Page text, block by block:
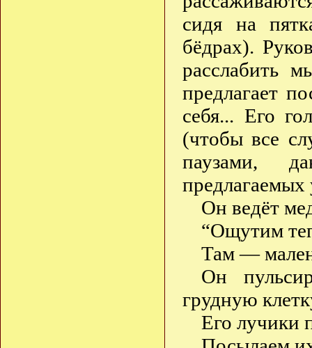
сидя на
бёдрах).
расслабить
предлагает
себя... Его
(чтобы все
паузами,
Он ведёт
“Ощутим
Там —
Он
грудную
Его лучики